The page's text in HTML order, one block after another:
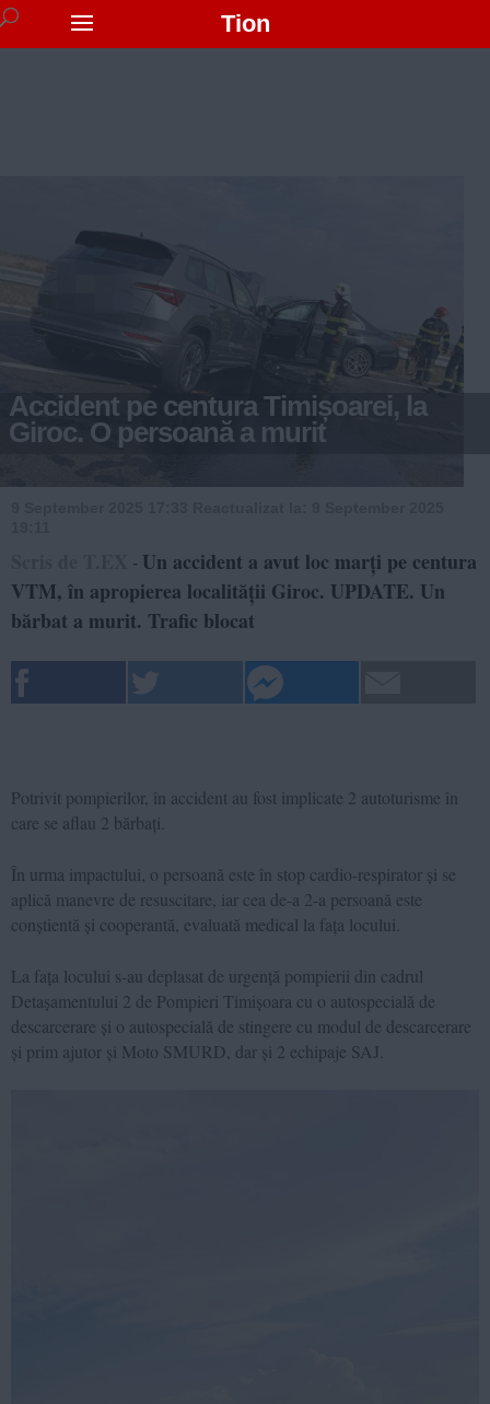
Tion
Accident pe centura Timișoarei, la
Giroc. O persoană a murit
- Un accident a avut loc marți pe centura
VTM, în apropierea localității Giroc. UPDATE. Un
bărbat a murit. Trafic blocat
Potrivit pompierilor, în accident au fost implicate 2 autoturisme în
care se aflau 2 bărbați.
În urma impactului, o persoană este în stop cardio-respirator și se
aplică manevre de resuscitare, iar cea de-a 2-a persoană este
conștientă și cooperantă, evaluată medical la fața locului.
La fața locului s-au deplasat de urgență pompierii din cadrul
Detașamentului 2 de Pompieri Timișoara cu o autospecială de
descarcerare și o autospecială de stingere cu modul de descarcerare
și prim ajutor și Moto SMURD, dar și 2 echipaje SAJ.